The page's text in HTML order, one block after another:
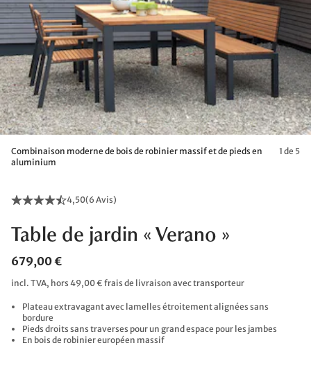
Combinaison moderne de bois de robinier massif et de pieds en
aluminium
1 de 5
4,50(6 Avis)
Table de jardin « Verano »
679,00 €
incl. TVA, hors 49,00 € frais de livraison avec transporteur
Plateau extravagant avec lamelles étroitement alignées sans
bordure
Pieds droits sans traverses pour un grand espace pour les jambes
En bois de robinier européen massif